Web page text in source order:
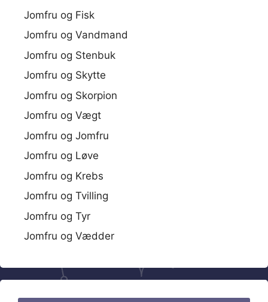
Jomfru og Fisk
Jomfru og Vandmand
Jomfru og Stenbuk
Jomfru og Skytte
Jomfru og Skorpion
Jomfru og Vægt
Jomfru og Jomfru
Jomfru og Løve
Jomfru og Krebs
Jomfru og Tvilling
Jomfru og Tyr
Jomfru og Vædder